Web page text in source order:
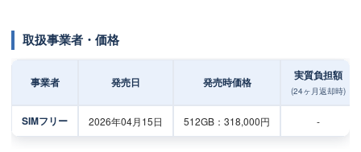
取扱事業者・価格
事業者 発売日 発売時価格 実質負担額
(24ヶ月返却時)
SIMフリー 2026年04月15日 512GB：318,000円 -